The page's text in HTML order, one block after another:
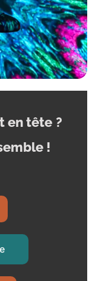
en tête ?
!